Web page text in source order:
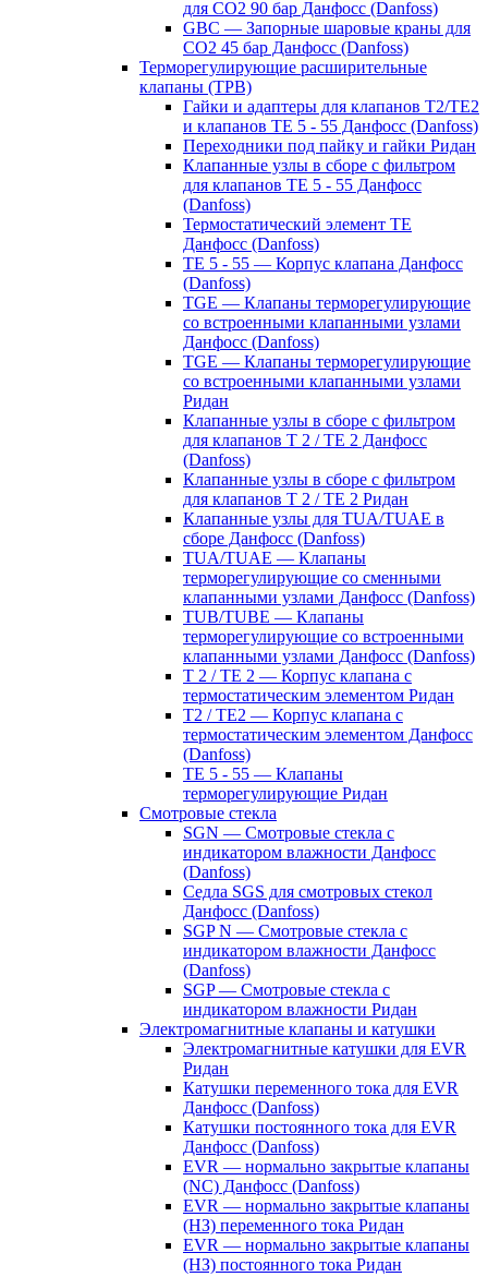
для CO2 90 бар Данфосс (Danfoss)
GBC — Запорные шаровые краны для
CO2 45 бар Данфосс (Danfoss)
Терморегулирующие расширительные
клапаны (ТРВ)
Гайки и адаптеры для клапанов T2/TE2
и клапанов TE 5 - 55 Данфосс (Danfoss)
Переходники под пайку и гайки Ридан
Клапанные узлы в сборе с фильтром
для клапанов TE 5 - 55 Данфосс
(Danfoss)
Термостатический элемент TE
Данфосс (Danfoss)
TE 5 - 55 — Корпус клапана Данфосс
(Danfoss)
TGE — Клапаны терморегулирующие
со встроенными клапанными узлами
Данфосс (Danfoss)
TGE — Клапаны терморегулирующие
со встроенными клапанными узлами
Ридан
Клапанные узлы в сборе с фильтром
для клапанов T 2 / TE 2 Данфосс
(Danfoss)
Клапанные узлы в сборе с фильтром
для клапанов T 2 / TE 2 Ридан
Клапанные узлы для TUA/TUAE в
сборе Данфосс (Danfoss)
TUA/TUAE — Клапаны
терморегулирующие со сменными
клапанными узлами Данфосс (Danfoss)
TUB/TUBE — Клапаны
терморегулирующие со встроенными
клапанными узлами Данфосс (Danfoss)
T 2 / TE 2 — Корпус клапана с
термостатическим элементом Ридан
T2 / TE2 — Корпус клапана с
термостатическим элементом Данфосс
(Danfoss)
TE 5 - 55 — Клапаны
терморегулирующие Ридан
Смотровые стекла
SGN — Смотровые стекла с
индикатором влажности Данфосс
(Danfoss)
Седла SGS для смотровых стекол
Данфосс (Danfoss)
SGP N — Смотровые стекла с
индикатором влажности Данфосс
(Danfoss)
SGP — Смотровые стекла с
индикатором влажности Ридан
Электромагнитные клапаны и катушки
Электромагнитные катушки для EVR
Ридан
Катушки переменного тока для EVR
Данфосс (Danfoss)
Катушки постоянного тока для EVR
Данфосс (Danfoss)
EVR — нормально закрытые клапаны
(NC) Данфосс (Danfoss)
EVR — нормально закрытые клапаны
(НЗ) переменного тока Ридан
EVR — нормально закрытые клапаны
(НЗ) постоянного тока Ридан